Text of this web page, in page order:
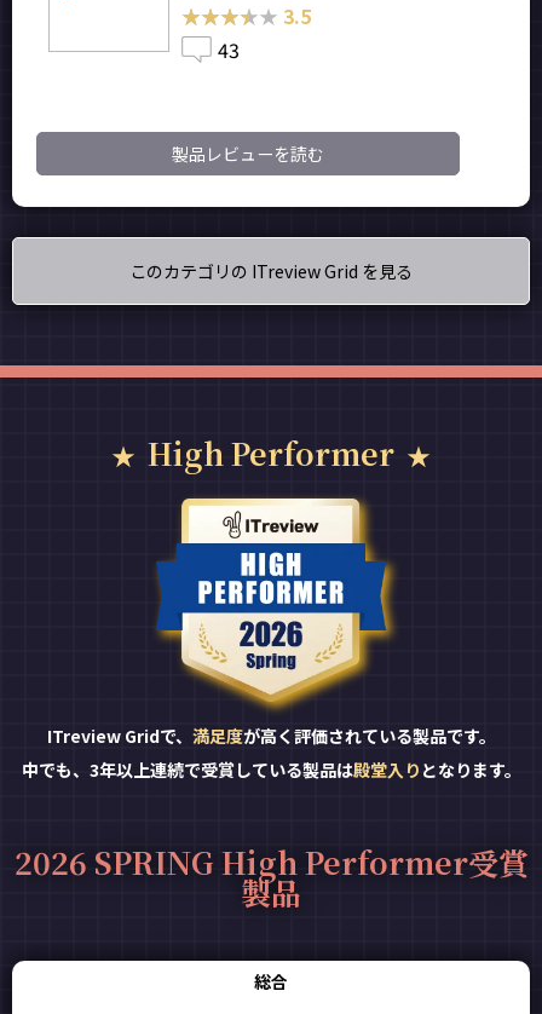
★★★★★
★★★★★ 3.5
43
製品レビューを読む
このカテゴリの ITreview Grid を見る
High Performer
ITreview Gridで、 満足度が高く評価されている製品です。
中でも、3年以上連続で受賞している製品は殿堂入り となります。
2026 SPRING High Performer受賞
製品
総合